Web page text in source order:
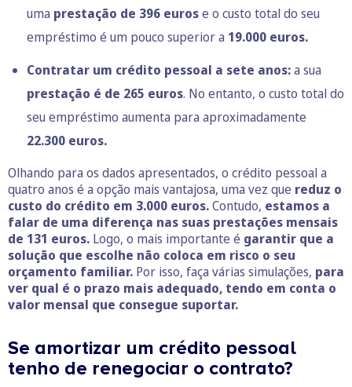
uma prestação de 396 eurose o custo total do seu
empréstimo é um pouco superior a 19.000 euros.
Contratar um crédito pessoal a sete anos:a sua
prestação é de 265 euros. No entanto, o custo total do
seu empréstimo aumenta para aproximadamente
22.300 euros.
Olhando para os dados apresentados, o crédito pessoal a
quatro anos é a opção mais vantajosa, uma vez que reduz o
custo do crédito em 3.000 euros.Contudo, estamos a
falar de uma diferença nas suas prestações mensais
de 131 euros. Logo, o mais importante é garantir que a
solução que escolhe não coloca em risco o seu
orçamento familiar. Por isso, faça várias simulações, para
ver qual é o prazo mais adequado, tendo em conta o
valor mensal que consegue suportar.
Se amortizar um crédito pessoal
tenho de renegociar o contrato?